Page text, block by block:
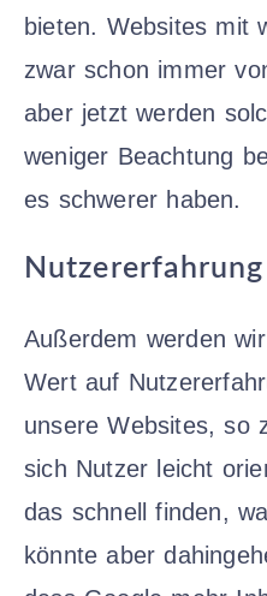
bieten. Websites mit
zwar schon immer
aber jetzt werden
weniger Beachtung
es schwerer haben.
Nutzererfahrung
Außerdem werden
Wert auf
unsere Websites, so
sich Nutzer leicht
das schnell finden,
könnte aber